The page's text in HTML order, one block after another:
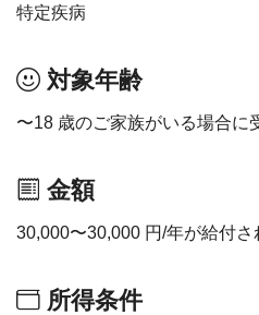
特定疾病
対象年齢
〜18 歳のご家族がいる場合に
金額
30,000〜30,000 円/年が給付さ
所得条件